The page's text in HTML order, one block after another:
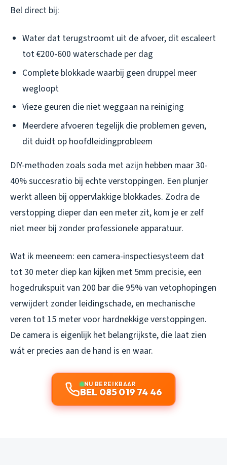
Bel direct bij:
Water dat terugstroomt uit de afvoer, dit escaleert
tot €200-600 waterschade per dag
Complete blokkade waarbij geen druppel meer
wegloopt
Vieze geuren die niet weggaan na reiniging
Meerdere afvoeren tegelijk die problemen geven,
dit duidt op hoofdleidingprobleem
DIY-methoden zoals soda met azijn hebben maar 30-
40% succesratio bij echte verstoppingen. Een plunjer
werkt alleen bij oppervlakkige blokkades. Zodra de
verstopping dieper dan een meter zit, kom je er zelf
niet meer bij zonder professionele apparatuur.
Wat ik meeneem: een camera-inspectiesysteem dat
tot 30 meter diep kan kijken met 5mm precisie, een
hogedrukspuit van 200 bar die 95% van vetophopingen
verwijdert zonder leidingschade, en mechanische
veren tot 15 meter voor hardnekkige verstoppingen.
De camera is eigenlijk het belangrijkste, die laat zien
wát er precies aan de hand is en waar.
NU BEREIKBAAR
BEL 085 019 74 46